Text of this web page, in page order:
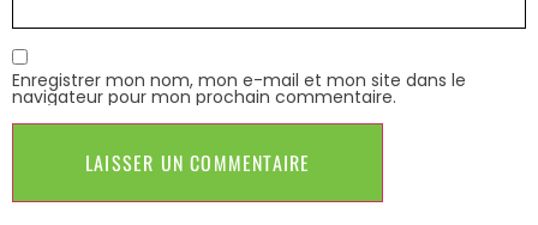
Enregistrer mon nom, mon e-mail et mon site dans le
navigateur pour mon prochain commentaire.